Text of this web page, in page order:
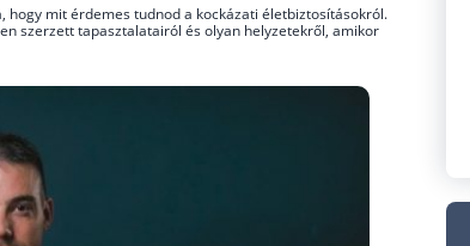
hogy mit érdemes tudnod a kockázati életbiztosításokról.
szerzett tapasztalatairól és olyan helyzetekről, amikor